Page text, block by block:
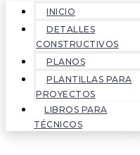
INICIO
DETALLES
CONSTRUCTIVOS
PLANOS
PLANTILLAS PARA
PROYECTOS
LIBROS PARA
TÉCNICOS